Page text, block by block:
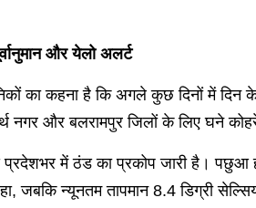
और येलो अलर्ट
का कहना है कि अगले कुछ दिनों में
नगर और बलरामपुर जिलों के लिए घने
में ठंड का प्रकोप जारी है। पछुआ
जबकि न्यूनतम तापमान 8.4 डिग्री